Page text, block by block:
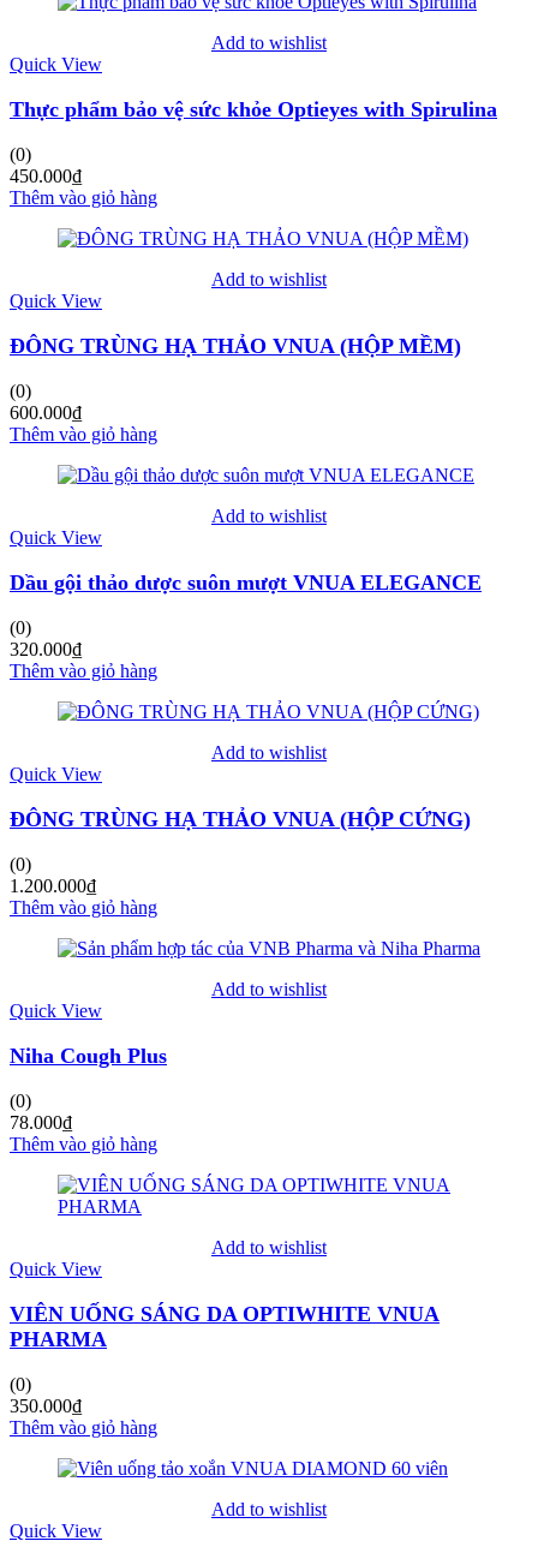
Add to wishlist
Quick View
Thực phẩm bảo vệ sức khỏe Optieyes with Spirulina
(0)
450.000₫
Thêm vào giỏ hàng
Add to wishlist
Quick View
ĐÔNG TRÙNG HẠ THẢO VNUA (HỘP MỀM)
(0)
600.000₫
Thêm vào giỏ hàng
Add to wishlist
Quick View
Dầu gội thảo dược suôn mượt VNUA ELEGANCE
(0)
320.000₫
Thêm vào giỏ hàng
Add to wishlist
Quick View
ĐÔNG TRÙNG HẠ THẢO VNUA (HỘP CỨNG)
(0)
1.200.000₫
Thêm vào giỏ hàng
Add to wishlist
Quick View
Niha Cough Plus
(0)
78.000₫
Thêm vào giỏ hàng
Add to wishlist
Quick View
VIÊN UỐNG SÁNG DA OPTIWHITE VNUA
PHARMA
(0)
350.000₫
Thêm vào giỏ hàng
Add to wishlist
Quick View